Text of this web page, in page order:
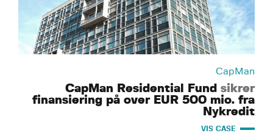
CapMan
CapMan Residential Fund sikrer
finansiering på over EUR 500 mio. fra
Nykredit
VIS CASE